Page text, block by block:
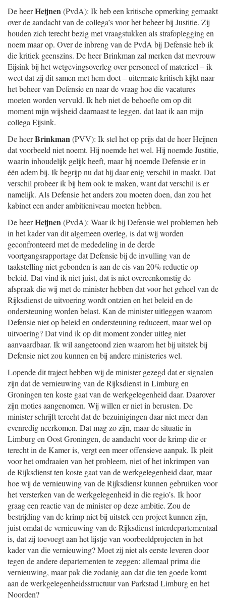
De heerHeijnen(PvdA): Ik heb een kritische opmerking gemaakt
over de aandacht van de collega’s voor het beheer bij Justitie. Zij
houden zich terecht bezig met vraagstukken als strafoplegging en
noem maar op. Over de inbreng van de PvdA bij Defensie heb ik
die kritiek geenszins. De heer Brinkman zal merken dat mevrouw
Eijsink bij het wetgevingsoverleg over personeel of materieel – ik
weet dat zij dit samen met hem doet – uitermate kritisch kijkt naar
het beheer van Defensie en naar de vraag hoe die vacatures
moeten worden vervuld. Ik heb niet de behoefte om op dit
moment mijn wijsheid daarnaast te leggen, dat laat ik aan mijn
collega Eijsink.
De heerBrinkman(PVV): Ik stel het op prijs dat de heer Heijnen
dat voorbeeld niet noemt. Hij noemde het wel. Hij noemde Justitie,
waarin inhoudelijk gelijk heeft, maar hij noemde Defensie er in
één adem bij. Ik begrijp nu dat hij daar enig verschil in maakt. Dat
verschil probeer ik bij hem ook te maken, want dat verschil is er
namelijk. Als Defensie het anders zou moeten doen, dan zou het
kabinet een ander ambitieniveau moeten hebben.
De heerHeijnen(PvdA): Waar ik bij Defensie wel problemen heb
in het kader van dit algemeen overleg, is dat wij worden
geconfronteerd met de mededeling in de derde
voortgangsrapportage dat Defensie bij de invulling van de
taakstelling niet gebonden is aan de eis van 20% reductie op
beleid. Dat vind ik niet juist, dat is niet overeenkomstig de
afspraak die wij met de minister hebben dat voor het geheel van de
Rijksdienst de uitvoering wordt ontzien en het beleid en de
ondersteuning worden belast. Kan de minister uitleggen waarom
Defensie niet op beleid en ondersteuning reduceert, maar wel op
uitvoering? Dat vind ik op dit moment zonder uitleg niet
aanvaardbaar. Ik wil aangetoond zien waarom het bij uitstek bij
Defensie niet zou kunnen en bij andere ministeries wel.
Lopende dit traject hebben wij de minister gezegd dat er signalen
zijn dat de vernieuwing van de Rijksdienst in Limburg en
Groningen ten koste gaat van de werkgelegenheid daar. Daarover
zijn moties aangenomen. Wij willen er niet in berusten. De
minister schrijft terecht dat de bezuinigingen daar niet meer dan
evenredig neerkomen. Dat mag zo zijn, maar de situatie in
Limburg en Oost Groningen, de aandacht voor de krimp die er
terecht in de Kamer is, vergt een meer offensieve aanpak. Ik pleit
voor het omdraaien van het probleem, niet of het inkrimpen van
de Rijksdienst ten koste gaat van de werkgelegenheid daar, maar
hoe wij de vernieuwing van de Rijksdienst kunnen gebruiken voor
het versterken van de werkgelegenheid in die regio’s. Ik hoor
graag een reactie van de minister op deze ambitie. Zou de
bestrijding van de krimp niet bij uitstek een project kunnen zijn,
juist omdat de vernieuwing van de Rijksdienst interdepartementaal
is, dat zij toevoegt aan het lijstje van voorbeeldprojecten in het
kader van die vernieuwing? Moet zij niet als eerste leveren door
tegen de andere departementen te zeggen: allemaal prima die
vernieuwing, maar pak die zodanig aan dat die ten goede komt
aan de werkgelegenheidsstructuur van Parkstad Limburg en het
Noorden?